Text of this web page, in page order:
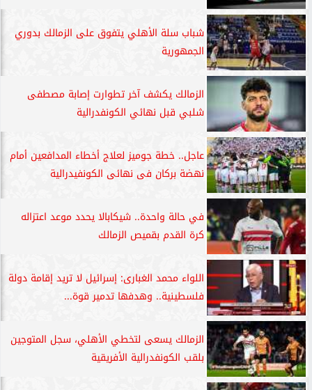
شباب سلة الأهلي يتفوق على الزمالك بدوري
الجمهورية
الزمالك يكشف آخر تطوارت إصابة مصطفى
شلبي قبل نهائي الكونفدرالية
عاجل.. خطة جوميز لعلاج أخطاء المدافعين أمام
نهضة بركان فى نهائى الكونفيدرالية
في حالة واحدة.. شيكابالا يحدد موعد اعتزاله
كرة القدم بقميص الزمالك
اللواء محمد الغبارى: إسرائيل لا تريد إقامة دولة
فلسطينية.. وهدفها تدمير قوة...
الزمالك يسعى لتخطي الأهلي، سجل المتوجين
بلقب الكونفدرالية الأفريقية